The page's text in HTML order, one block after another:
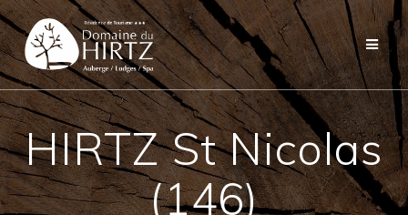
Skip
to
content
HIRTZ St Nicolas
(146)